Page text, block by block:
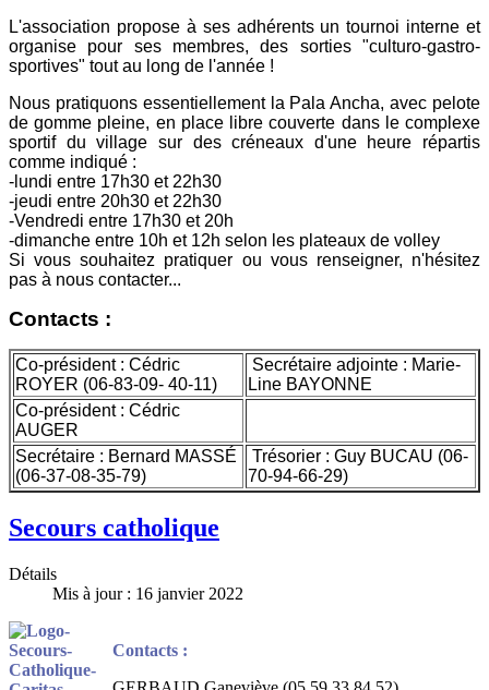
L'association propose à ses adhérents un tournoi interne et
organise pour ses membres, des sorties "culturo-gastro-
sportives" tout au long de l'année !
Nous pratiquons essentiellement la Pala Ancha, avec pelote
de gomme pleine, en place libre couverte dans le complexe
sportif du village sur des créneaux d'une heure répartis
comme indiqué :
-lundi entre 17h30 et 22h30
-jeudi entre 20h30 et 22h30
-Vendredi entre 17h30 et 20h
-dimanche entre 10h et 12h selon les plateaux de volley
Si vous souhaitez pratiquer ou vous renseigner, n'hésitez
pas à nous contacter...
Contacts :
Co-président : Cédric
ROYER (06-83-09- 40-11)
Secrétaire adjointe : Marie-
Line BAYONNE
Co-président : Cédric
AUGER
Secrétaire : Bernard MASSÉ
(06-37-08-35-79)
Trésorier : Guy BUCAU (06-
70-94-66-29)
Secours catholique
Détails
Mis à jour : 16 janvier 2022
Contacts :